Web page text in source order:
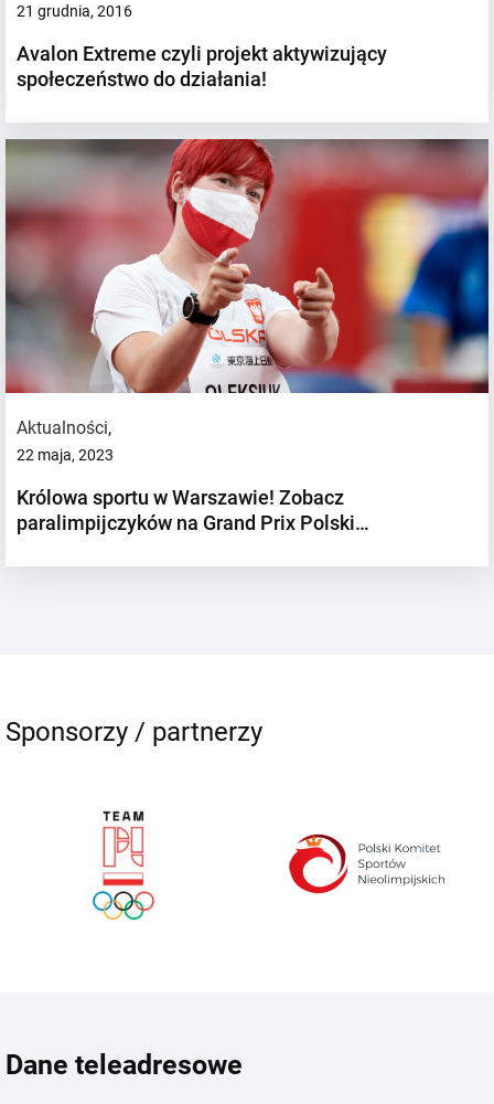
21 grudnia, 2016
Avalon Extreme czyli projekt aktywizujący
społeczeństwo do działania!
Aktualności,
22 maja, 2023
Królowa sportu w Warszawie! Zobacz
paralimpijczyków na Grand Prix Polski…
Sponsorzy / partnerzy
Dane teleadresowe